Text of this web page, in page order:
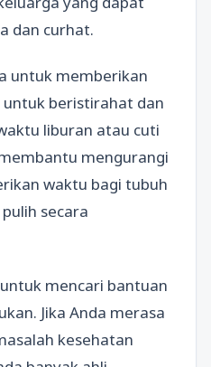
dan curhat.
untuk memberikan
beristirahat dan
liburan atau cuti
mengurangi
waktu bagi tubuh
secara
mencari bantuan
Jika Anda merasa
kesehatan